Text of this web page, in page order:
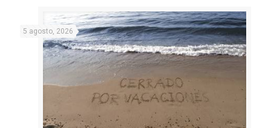
5 agosto, 2026